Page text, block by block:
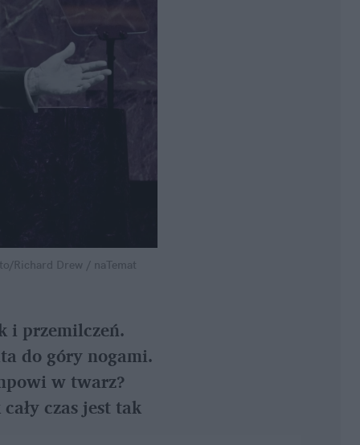
Richard Drew / naTemat
i przemilczeń.
do góry nogami.
w twarz?
czas jest tak